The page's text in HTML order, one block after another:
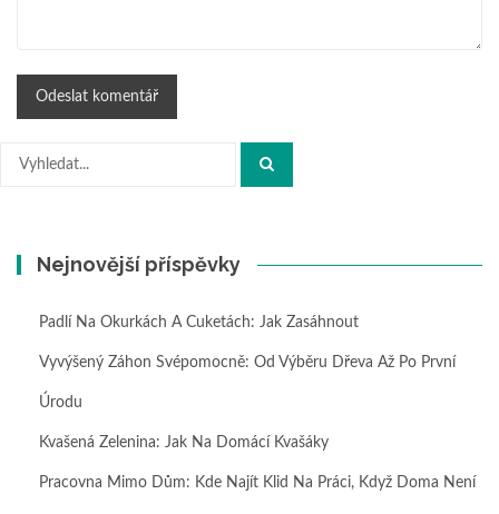
Hledat:
Nejnovější příspěvky
Padlí Na Okurkách A Cuketách: Jak Zasáhnout
Vyvýšený Záhon Svépomocně: Od Výběru Dřeva Až Po První
Úrodu
Kvašená Zelenina: Jak Na Domácí Kvašáky
Pracovna Mimo Dům: Kde Najít Klid Na Práci, Když Doma Není